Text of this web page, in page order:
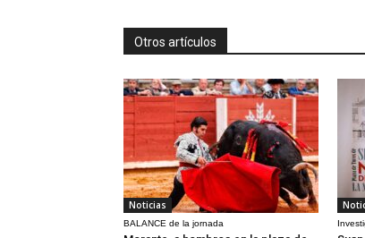
Otros artículos
Noticias
BALANCE de la jornada